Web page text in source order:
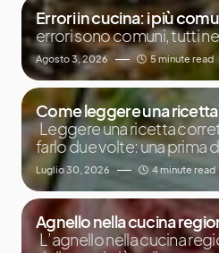
Errori in cucina: i più
errori sono comuni, tutti
Agosto 3, 2026 5 minute read
Come leggere una
Leggere una ricetta
farlo due volte: una prima
Luglio 30, 2026 4 minute read
Agnello nella cucina
L’agnello nella cucina